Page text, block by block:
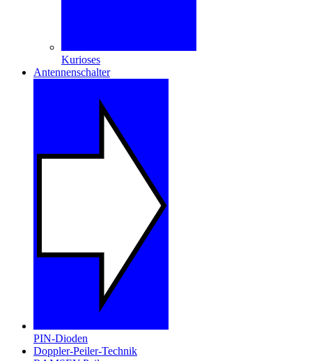
Kurioses
Antennenschalter
PIN-Dioden
Doppler-Peiler-Technik